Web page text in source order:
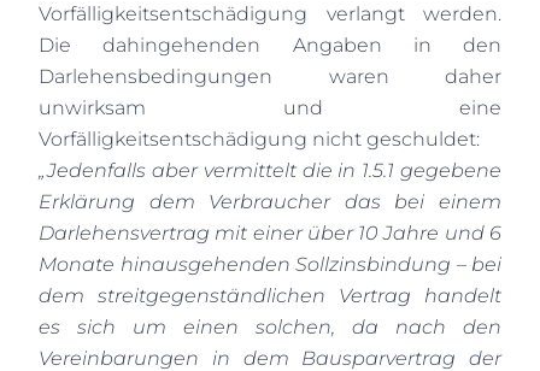
Vorfälligkeitsentschädigung verlangt werden.
Die dahingehenden Angaben in den
Darlehensbedingungen waren daher
unwirksam und eine
Vorfälligkeitsentschädigung nicht geschuldet:
„Jedenfalls aber vermittelt die in 1.5.1 gegebene
Erklärung dem Verbraucher das bei einem
Darlehensvertrag mit einer über 10 Jahre und 6
Monate hinausgehenden Sollzinsbindung – bei
dem streitgegenständlichen Vertrag handelt
es sich um einen solchen, da nach den
Vereinbarungen in dem Bausparvertrag der